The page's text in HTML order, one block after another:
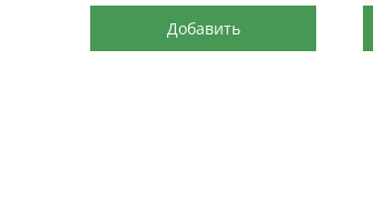
Добавить